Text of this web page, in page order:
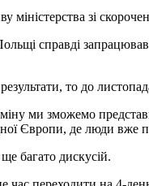
зі
справді
то до
ми зможемо
Європи, де люди
багато дискусій.